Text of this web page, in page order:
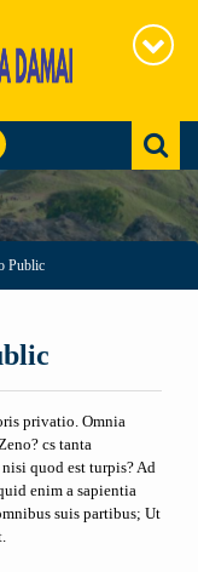
Public
privatio. Omnia
cs tanta
quod est turpis? Ad
enim a sapientia
suis partibus; Ut